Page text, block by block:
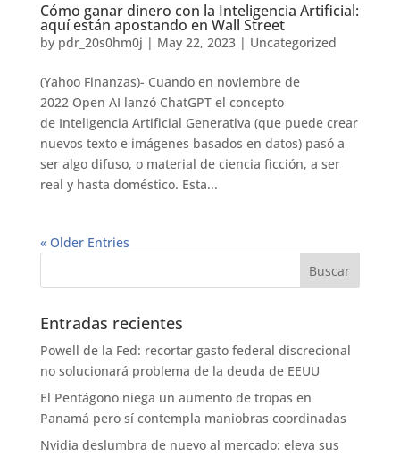
Cómo ganar dinero con la Inteligencia Artificial:
aquí están apostando en Wall Street
by pdr_20s0hm0j | May 22, 2023| Uncategorized
(Yahoo Finanzas)- Cuando en noviembre de
2022 Open AI lanzó ChatGPT el concepto
de Inteligencia Artificial Generativa (que puede crear
nuevos texto e imágenes basados en datos) pasó a
ser algo difuso, o material de ciencia ficción, a ser
real y hasta doméstico. Esta...
« Older Entries
Entradas recientes
Powell de la Fed: recortar gasto federal discrecional
no solucionará problema de la deuda de EEUU
El Pentágono niega un aumento de tropas en
Panamá pero sí contempla maniobras coordinadas
Nvidia deslumbra de nuevo al mercado: eleva sus